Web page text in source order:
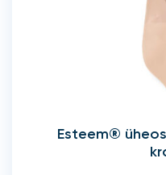
Esteem®